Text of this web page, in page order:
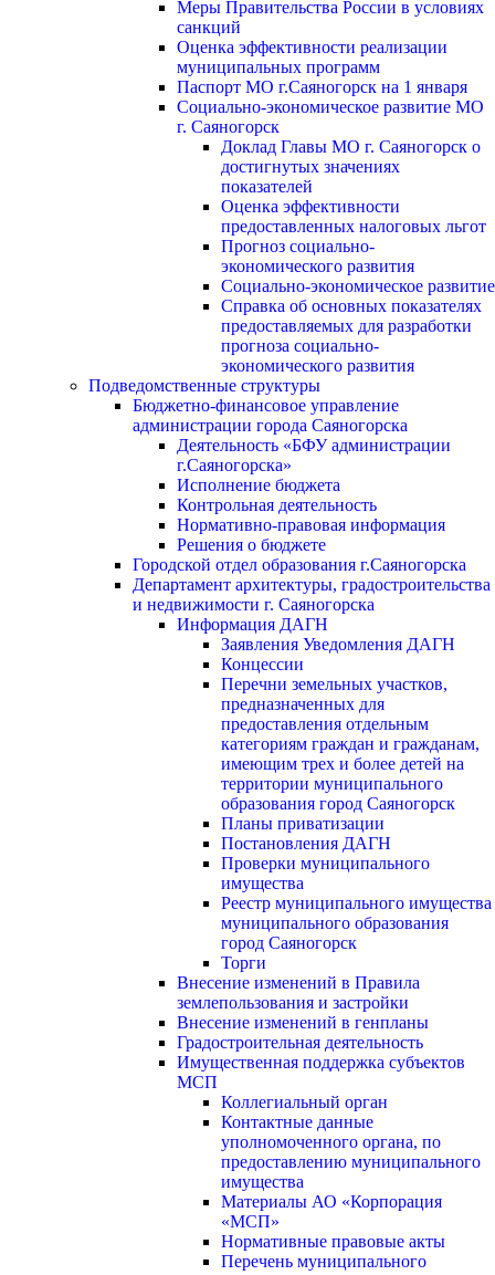
Меры Правительства России в условиях
санкций
Оценка эффективности реализации
муниципальных программ
Паспорт МО г.Саяногорск на 1 января
Социально-экономическое развитие МО
г. Саяногорск
Доклад Главы МО г. Саяногорск о
достигнутых значениях
показателей
Оценка эффективности
предоставленных налоговых льгот
Прогноз социально-
экономического развития
Социально-экономическое развитие
Справка об основных показателях
предоставляемых для разработки
прогноза социально-
экономического развития
Подведомственные структуры
Бюджетно-финансовое управление
администрации города Саяногорска
Деятельность «БФУ администрации
г.Саяногорска»
Исполнение бюджета
Контрольная деятельность
Нормативно-правовая информация
Решения о бюджете
Городской отдел образования г.Саяногорска
Департамент архитектуры, градостроительства
и недвижимости г. Саяногорска
Информация ДАГН
Заявления Уведомления ДАГН
Концессии
Перечни земельных участков,
предназначенных для
предоставления отдельным
категориям граждан и гражданам,
имеющим трех и более детей на
территории муниципального
образования город Саяногорск
Планы приватизации
Постановления ДАГН
Проверки муниципального
имущества
Реестр муниципального имущества
муниципального образования
город Саяногорск
Торги
Внесение изменений в Правила
землепользования и застройки
Внесение изменений в генпланы
Градостроительная деятельность
Имущественная поддержка субъектов
МСП
Коллегиальный орган
Контактные данные
уполномоченного органа, по
предоставлению муниципального
имущества
Материалы АО «Корпорация
«МСП»
Нормативные правовые акты
Перечень муниципального